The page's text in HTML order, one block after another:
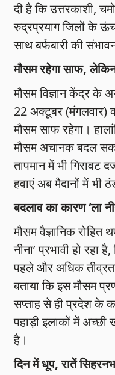
दी है कि उत्तरकाशी,
रुद्रप्रयाग जिलों के
साथ बर्फबारी की
मौसम रहेगा साफ,
मौसम विज्ञान केंद्र के
22 अक्टूबर (मंगलवार)
मौसम साफ रहेगा।
मौसम अचानक बदल
तापमान में भी गिरावट
हवाएं अब मैदानों में भी
बदलाव का कारण ‘ला
मौसम वैज्ञानिक रोहित
नीना’ प्रभावी हो रहा
पहले और अधिक
बताया कि इस मौसम
सप्ताह से ही प्रदेश के
पहाड़ी इलाकों में अच्छी
है।
दिन में धूप, रातें